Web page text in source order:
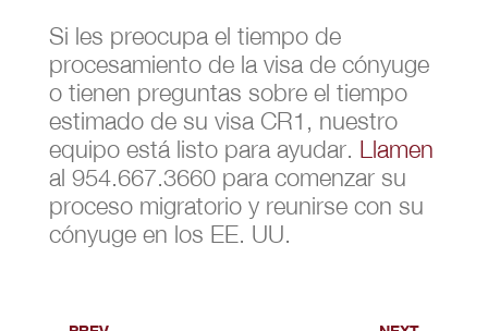
Si les preocupa el tiempo de
procesamiento de la visa de cónyuge
o tienen preguntas sobre el tiempo
estimado de su visa CR1, nuestro
equipo está listo para ayudar. Llamen
al 954.667.3660 para comenzar su
proceso migratorio y reunirse con su
cónyuge en los EE. UU.